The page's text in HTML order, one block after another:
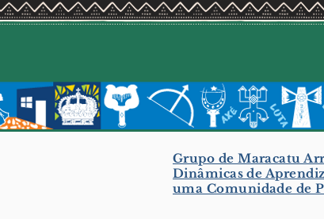
Grupo de Maracatu
Dinâmicas de
uma Comunidade de